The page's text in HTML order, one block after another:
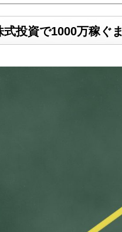
式投資で1000万稼ぐ